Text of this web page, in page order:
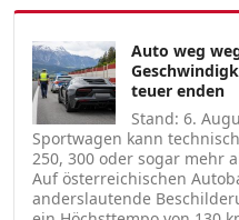
Auto weg
teuer enden
Stand: 6.
Sportwagen kann
250, 300 oder sogar mehr
Auf österreichischen
anderslautende